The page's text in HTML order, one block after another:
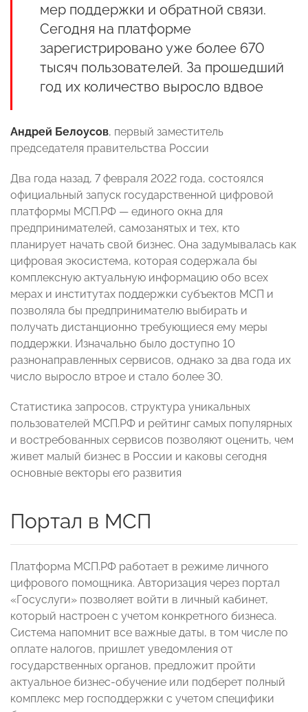
мер поддержки и обратной связи.
Сегодня на платформе
зарегистрировано уже более 670
тысяч пользователей. За прошедший
год их количество выросло вдвое
Андрей Белоусов, первый заместитель
председателя правительства России
Два года назад, 7 февраля 2022 года, состоялся
официальный запуск государственной цифровой
платформы МСП.РФ — единого окна для
предпринимателей, самозанятых и тех, кто
планирует начать свой бизнес. Она задумывалась как
цифровая экосистема, которая содержала бы
комплексную актуальную информацию обо всех
мерах и институтах поддержки субъектов МСП и
позволяла бы предпринимателю выбирать и
получать дистанционно требующиеся ему меры
поддержки. Изначально было доступно 10
разнонаправленных сервисов, однако за два года их
число выросло втрое и стало более 30.
Статистика запросов, структура уникальных
пользователей МСП.РФ и рейтинг самых популярных
и востребованных сервисов позволяют оценить, чем
живет малый бизнес в России и каковы сегодня
основные векторы его развития
Портал в МСП
Платформа МСП.РФ работает в режиме личного
цифрового помощника. Авторизация через портал
«Госуслуги» позволяет войти в личный кабинет,
который настроен с учетом конкретного бизнеса.
Система напомнит все важные даты, в том числе по
оплате налогов, пришлет уведомления от
государственных органов, предложит пройти
актуальное бизнес-обучение или подберет полный
комплекс мер господдержки с учетом специфики